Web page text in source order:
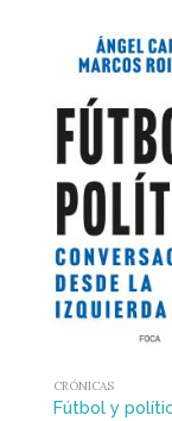
CRÓNICAS